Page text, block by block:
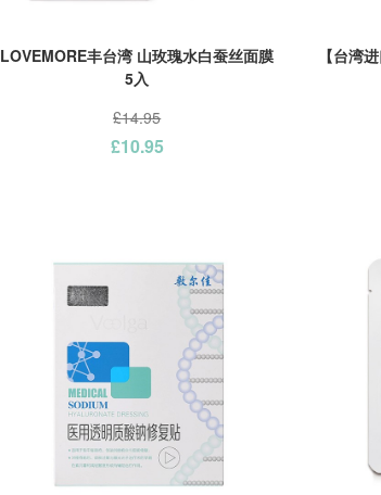
LOVEMORE丰台湾 山玫瑰水白蚕丝面膜
5入
£14.95
£10.95
【台湾